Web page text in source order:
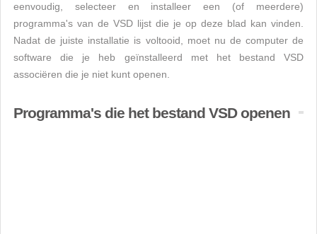
eenvoudig, selecteer en installeer een (of meerdere)
programma's van de VSD lijst die je op deze blad kan vinden.
Nadat de juiste installatie is voltooid, moet nu de computer de
software die je heb geïnstalleerd met het bestand VSD
associëren die je niet kunt openen.
Programma's die het bestand VSD openen